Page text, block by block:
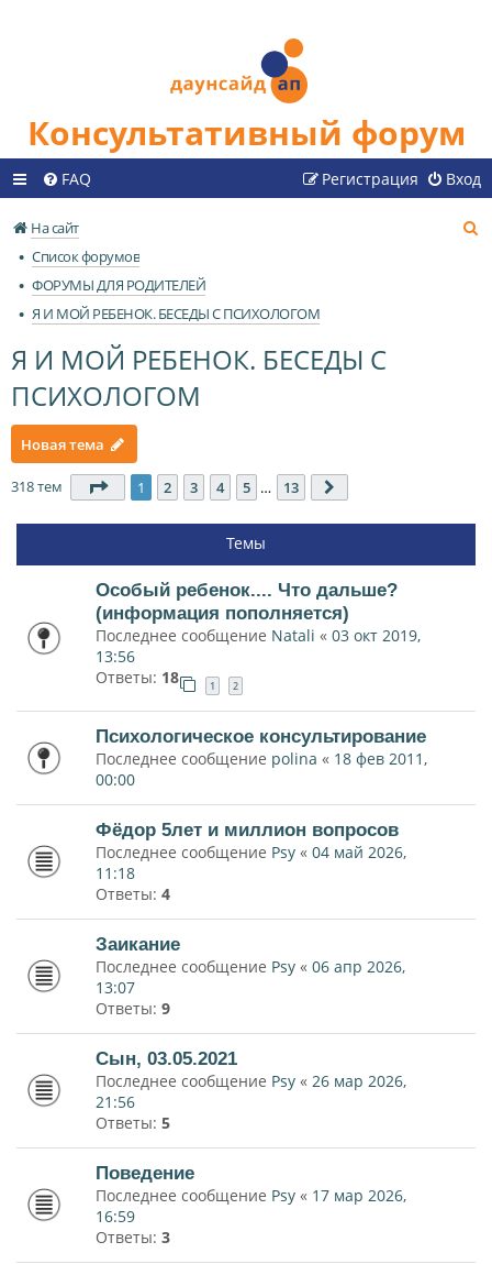
Консультативный форум
FAQ Вход
Регистрация
На сайт
Список форумов
ФОРУМЫ ДЛЯ РОДИТЕЛЕЙ
Я И МОЙ РЕБЕНОК. БЕСЕДЫ С ПСИХОЛОГОМ
Я И МОЙ РЕБЕНОК. БЕСЕДЫ С
ПСИХОЛОГОМ
Новая тема
318 тем Страница 1из 13
1 2 3 4 5 … 13
Темы
Особый ребенок.... Что дальше?
(информация пополняется)
Последнее сообщение Natali « 03 окт 2019,
13:56
Ответы: 18 1 2
Психологическое консультирование
Последнее сообщение polina « 18 фев 2011,
00:00
Фёдор 5лет и миллион вопросов
Последнее сообщение Psy « 04 май 2026,
11:18
Ответы: 4
Заикание
Последнее сообщение Psy « 06 апр 2026,
13:07
Ответы: 9
Сын, 03.05.2021
Последнее сообщение Psy « 26 мар 2026,
21:56
Ответы: 5
Поведение
Последнее сообщение Psy « 17 мар 2026,
16:59
Ответы: 3